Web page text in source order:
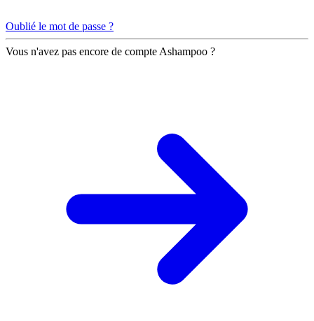
Oublié le mot de passe ?
Vous n'avez pas encore de compte Ashampoo ?